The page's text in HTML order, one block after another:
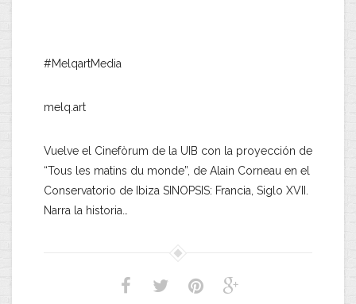
#MelqartMedia
melq.art
Vuelve el Cinefòrum de la UIB con la proyección de
“Tous les matins du monde”, de Alain Corneau en el
Conservatorio de Ibiza SINOPSIS: Francia, Siglo XVII.
Narra la historia…